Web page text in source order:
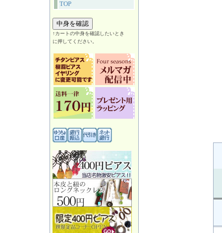
TOP
↑カートの中身を確認したいとき
に押してください。